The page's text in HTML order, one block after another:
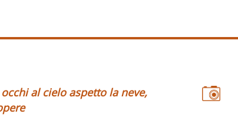
al cielo aspetto la neve,